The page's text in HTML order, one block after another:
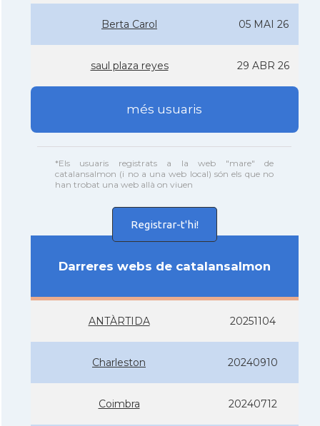
Berta Carol 05 MAI 26
saul plaza reyes 29 ABR 26
més usuaris
*Els usuaris registrats a la web "mare" de
catalansalmon (i no a una web local) són els que no
han trobat una web allà on viuen
Registrar-t'hi!
Darreres webs de catalansalmon
ANTÀRTIDA 20251104
Charleston 20240910
Coimbra 20240712